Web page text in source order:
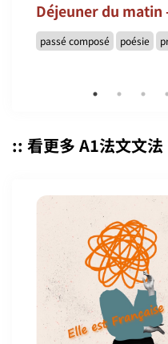
Déjeuner du matin
passé composé poésie
:: 看更多 A1法文文法